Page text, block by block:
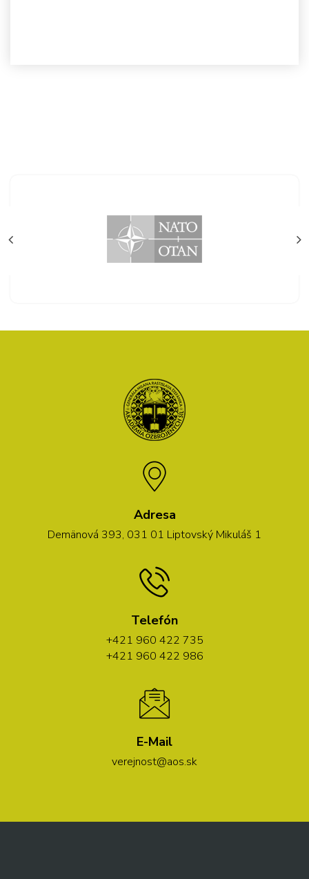
Adresa
Demänová 393, 031 01 Liptovský Mikuláš 1
Telefón
+421 960 422 735
+421 960 422 986
E-Mail
verejnost@aos.sk